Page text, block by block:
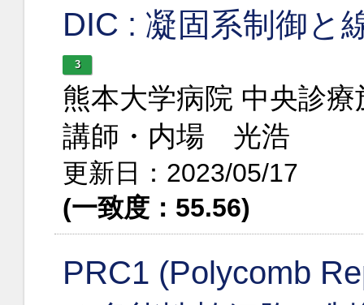
DIC : 凝固系制御と
3
熊本大学病院 中央診
講師・内場 光浩
更新日：2023/05/17
(一致度：55.56)
PRC1 (Polycomb